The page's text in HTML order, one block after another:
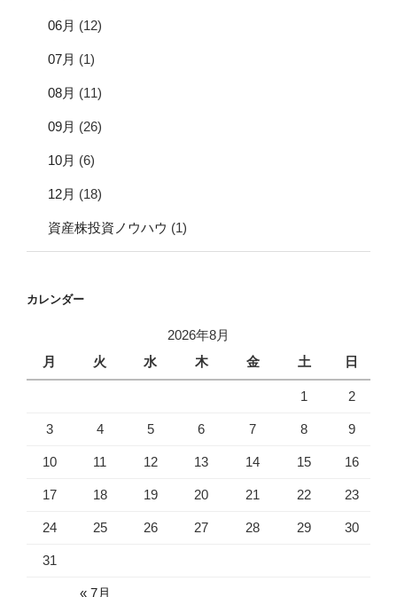
06月 (12)
07月 (1)
08月 (11)
09月 (26)
10月 (6)
12月 (18)
資産株投資ノウハウ (1)
カレンダー
2026年8月
月
火 水 木 金 土 日
1 2
3 4 5 6 7 8 9
10 11 12 13 14 15 16
17 18 19 20 21 22 23
24 25 26 27 28 29 30
31
« 7月